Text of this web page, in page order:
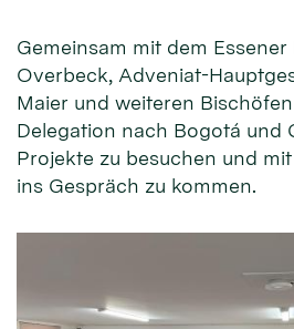
Gemeinsam mit dem
Overbeck, Adveniat-
Maier und weiteren
Delegation nach Bogotá und
Projekte zu besuchen und
ins Gespräch zu kommen.